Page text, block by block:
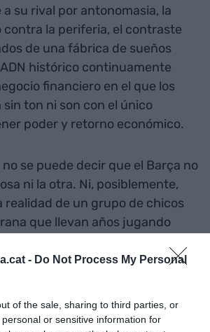
- Do Not Process My Personal
of the sale, sharing to third parties, or
or sensitive information for
su rival por antonomasia, la
la periferia, el contraste
de una fábrica de sueños
histórico continuamente
financiero en el que los
sin ton ni son con el único
poder y retorno económico.
se puede decir que el Barça no
ni la otra. Ni, posiblemente,
realidad de un grupo de chicos
que llevan años jugando
de ellos no han costado ni
al Barça, pero ¿habrían jugado en
en caso de que las arcas del Club
vacías como lo están?